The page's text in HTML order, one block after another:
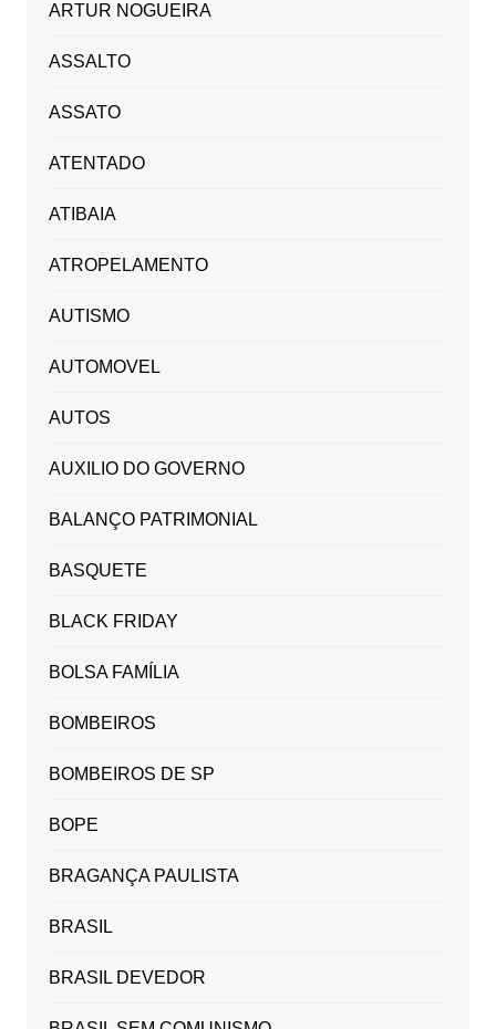
ARTUR NOGUEIRA
ASSALTO
ASSATO
ATENTADO
ATIBAIA
ATROPELAMENTO
AUTISMO
AUTOMOVEL
AUTOS
AUXILIO DO GOVERNO
BALANÇO PATRIMONIAL
BASQUETE
BLACK FRIDAY
BOLSA FAMÍLIA
BOMBEIROS
BOMBEIROS DE SP
BOPE
BRAGANÇA PAULISTA
BRASIL
BRASIL DEVEDOR